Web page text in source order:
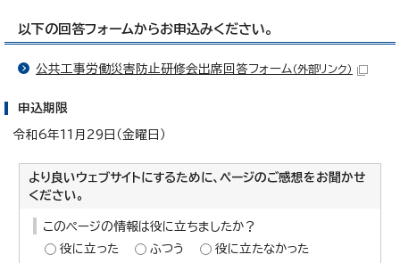
以下の回答フォームからお申込みください。
公共工事労働災害防止研修会出席回答フォーム（外部リンク）
申込期限
令和6年11月29日（金曜日）
より良いウェブサイトにするために、ページのご感想をお聞かせ
ください。
このページの情報は役に立ちましたか？
役に立った
ふつう 役に立たなかった